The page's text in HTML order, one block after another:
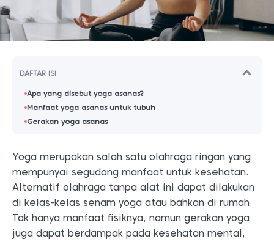
DAFTAR ISI
Apa yang disebut yoga asanas?
Manfaat yoga asanas untuk tubuh
Gerakan yoga asanas
Yoga merupakan salah satu olahraga ringan yang
mempunyai segudang manfaat untuk kesehatan.
Alternatif olahraga tanpa alat ini dapat dilakukan
di kelas-kelas senam yoga atau bahkan di rumah.
Tak hanya manfaat fisiknya, namun gerakan yoga
juga dapat berdampak pada kesehatan mental,